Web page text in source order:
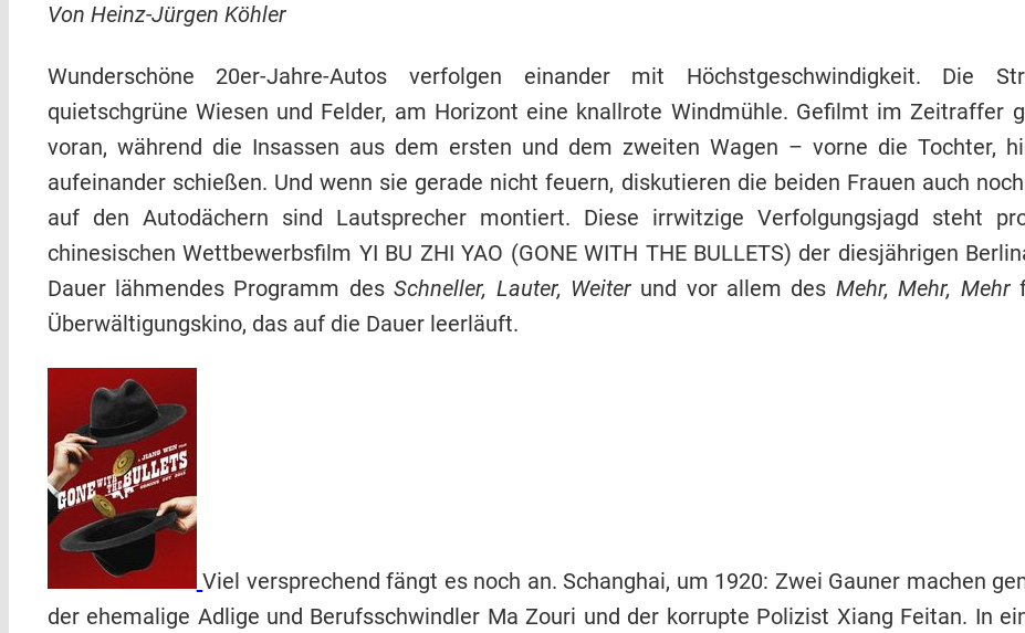
Von Heinz-Jürgen Köhler
Wunderschöne 20er-Jahre-Autos verfolgen einander mit Höchstgeschwindigkeit. Die
quietschgrüne Wiesen und Felder, am Horizont eine knallrote Windmühle. Gefilmt im Zeitraffer
voran, während die Insassen aus dem ersten und dem zweiten Wagen – vorne die Tochter,
aufeinander schießen. Und wenn sie gerade nicht feuern, diskutieren die beiden Frauen auch
auf den Autodächern sind Lautsprecher montiert. Diese irrwitzige Verfolgungsjagd steht
chinesischen Wettbewerbsfilm YI BU ZHI YAO (GONE WITH THE BULLETS) der diesjährigen
Dauer lähmendes Programm desSchneller, Lauter, Weiter und vor allem des Mehr, Mehr, Mehr
Überwältigungskino, das auf die Dauer leerläuft.
Viel versprechend fängt es noch an. Schanghai, um 1920: Zwei Gauner machen
der ehemalige Adlige und Berufsschwindler Ma Zouri und der korrupte Polizist Xiang Feitan. In